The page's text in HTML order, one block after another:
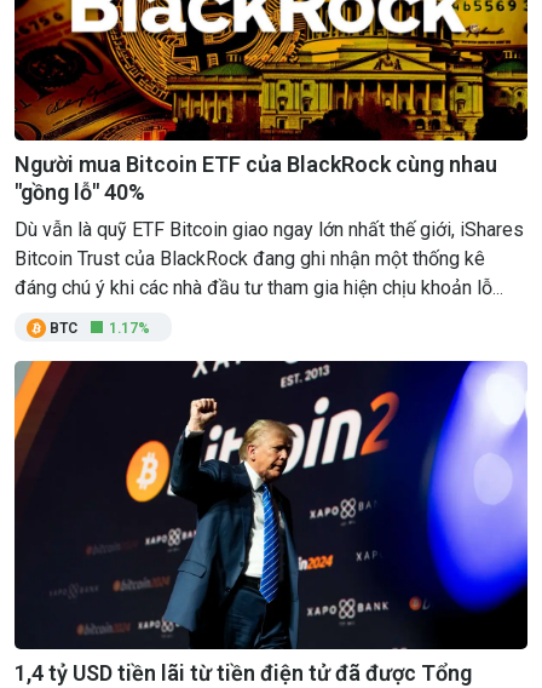
Người mua Bitcoin ETF của BlackRock cùng nhau
"gồng lỗ" 40%
Dù vẫn là quỹ ETF Bitcoin giao ngay lớn nhất thế giới, iShares
Bitcoin Trust của BlackRock đang ghi nhận một thống kê
đáng chú ý khi các nhà đầu tư tham gia hiện chịu khoản lỗ
chưa thực hiện khoảng 40%.
BTC 1.17%
1,4 tỷ USD tiền lãi từ tiền điện tử đã được Tổng